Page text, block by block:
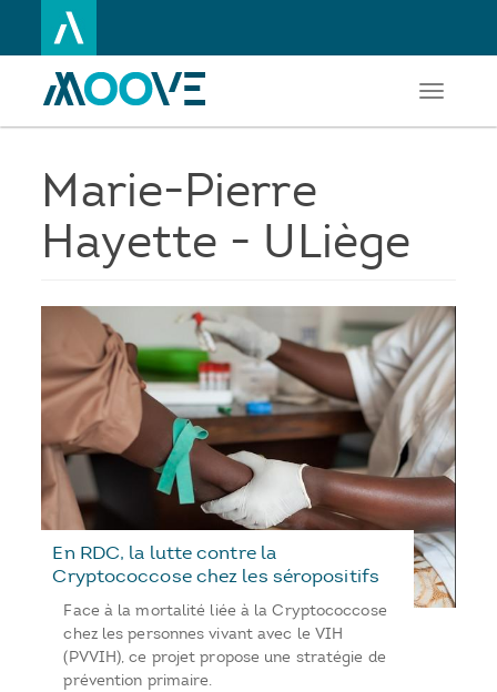
au
principal
Toggle
Marie-Pierre
Hayette - ULiège
En RDC, la lutte contre la
Cryptococcose chez les séropositifs
Face à la mortalité liée à la Cryptococcose
chez les personnes vivant avec le VIH
(PVVIH), ce projet propose une stratégie de
prévention primaire.